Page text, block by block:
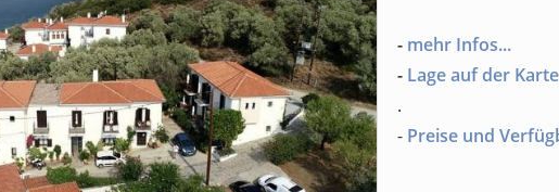
- mehr Infos...
- Lage auf der
.
- Preise und